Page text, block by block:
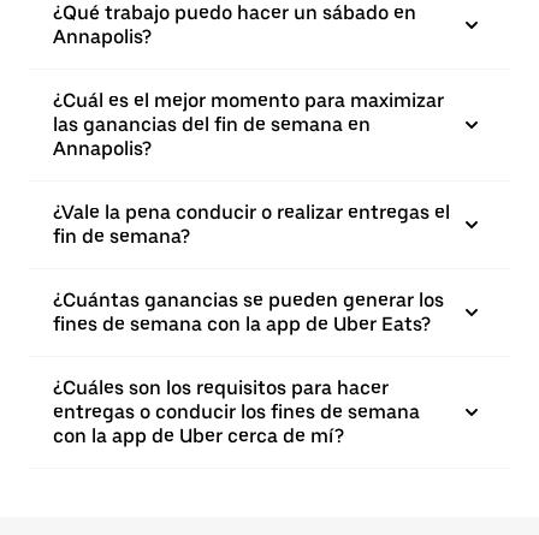
¿Qué trabajo puedo hacer un sábado en
Annapolis?
¿Cuál es el mejor momento para maximizar
las ganancias del fin de semana en
Annapolis?
¿Vale la pena conducir o realizar entregas el
fin de semana?
¿Cuántas ganancias se pueden generar los
fines de semana con la app de Uber Eats?
¿Cuáles son los requisitos para hacer
entregas o conducir los fines de semana
con la app de Uber cerca de mí?